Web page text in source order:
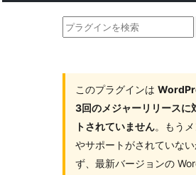
プ
このプラグインは
3回のメジャーリリースに
トされていません。もう
やサポートがされていな
ず、最新バージョンの